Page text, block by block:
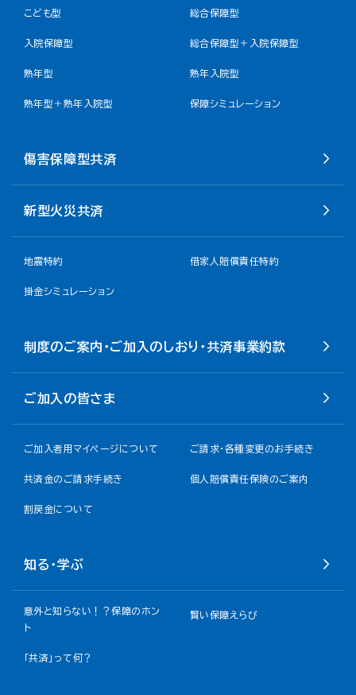
こども型 総合保障型
入院保障型 総合保障型＋入院保障型
熟年型 熟年入院型
熟年型＋熟年入院型 保障シミュレーション
傷害保障型共済
新型火災共済
地震特約 借家人賠償責任特約
掛金シミュレーション
制度のご案内・ご加入のしおり・共済事業約款
ご加入の皆さま
ご加入者用マイページについて ご請求・各種変更のお手続き
共済金のご請求手続き 個人賠償責任保険のご案内
割戻金について​
知る・学ぶ
意外と知らない！？保障のホン
ト
賢い保障えらび
「共済」って何？